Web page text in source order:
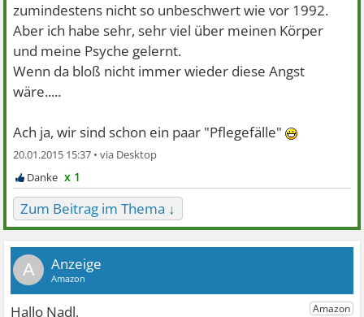
zumindestens nicht so unbeschwert wie vor 1992.
Aber ich habe sehr, sehr viel über meinen Körper
und meine Psyche gelernt.
Wenn da bloß nicht immer wieder diese Angst
wäre.....
Ach ja, wir sind schon ein paar "Pflegefälle"
20.01.2015 15:37 •
x 1
Zum Beitrag im Thema ↓
A